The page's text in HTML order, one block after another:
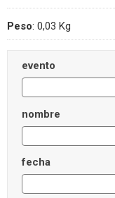
Peso: 0,03 Kg
evento
nombre
fecha